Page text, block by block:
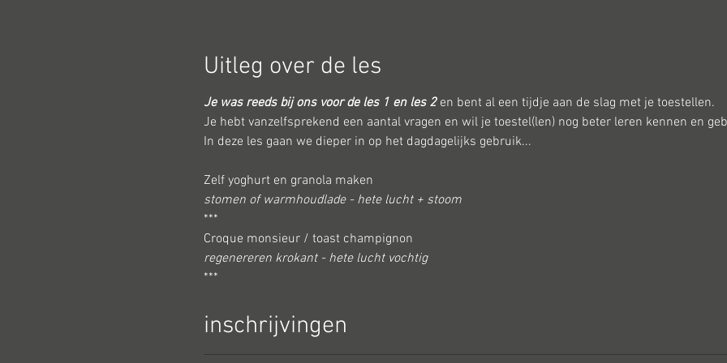
Uitleg over de les
Je was reeds bij ons voor de les 1 en les 2 en bent al een tijdje aan de slag met je toestellen.
Je hebt vanzelfsprekend een aantal vragen en wil je toestel(len) nog beter leren kennen en
In deze les gaan we dieper in op het dagdagelijks gebruik...
Zelf yoghurt en granola maken
stomen of warmhoudlade - hete lucht + stoom
***
Croque monsieur / toast champignon
regenereren krokant - hete lucht vochtig
***
stomen op verschillende temperaturen - hete lucht + stoom
***
inschrijvingen